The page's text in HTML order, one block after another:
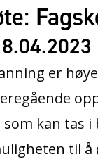
er
som kan tas
til